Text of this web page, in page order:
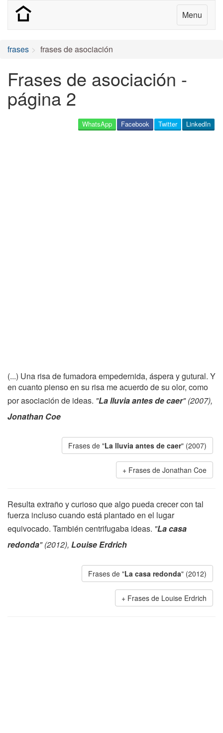
Menu
frases frases de asociación
Frases de asociación -
página 2
LinkedIn
Twitter
Facebook
WhatsApp
(...) Una risa de fumadora empedernida, áspera y gutural. Y
en cuanto pienso en su risa me acuerdo de su olor, como
por asociación de ideas. "La lluvia antes de caer" (2007),
Jonathan Coe
Frases de "La lluvia antes de caer" (2007)
Frases de Jonathan Coe
Resulta extraño y curioso que algo pueda crecer con tal
fuerza incluso cuando está plantado en el lugar
equivocado. También centrifugaba ideas. "La casa
redonda" (2012), Louise Erdrich
Frases de "La casa redonda" (2012)
Frases de Louise Erdrich